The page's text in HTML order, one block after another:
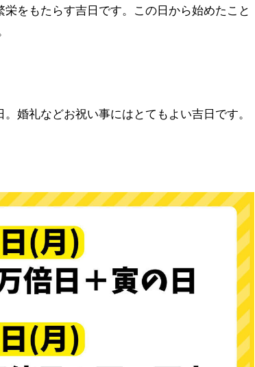
をもたらす吉日です。この日から始めたこと
婚礼などお祝い事にはとてもよい吉日です。